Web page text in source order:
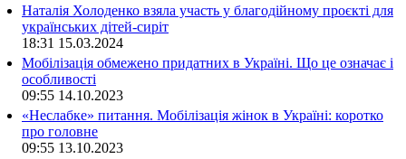
Наталія Холоденко взяла участь у благодійному проєкті для
українських дітей-сиріт
18:31 15.03.2024
Мобілізація обмежено придатних в Україні. Що це означає і
особливості
09:55 14.10.2023
«Неслабке» питання. Мобілізація жінок в Україні: коротко
про головне
09:55 13.10.2023